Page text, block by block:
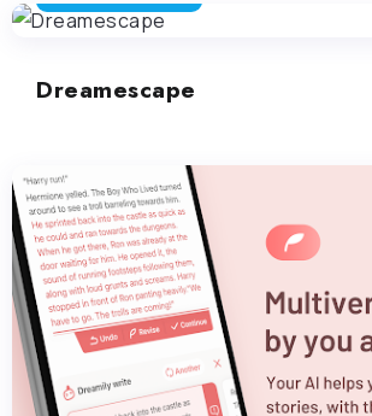
Dreamescape